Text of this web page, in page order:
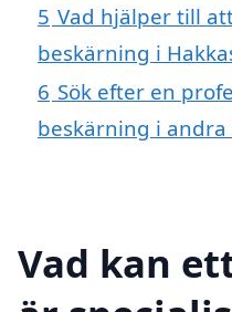
5 Vad hjälper till
beskärning i
6 Sök efter en
beskärning i
Vad kan